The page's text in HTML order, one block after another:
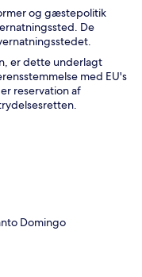
og gæstepolitik
De
er dette underlagt
med EU's
reservation af
Domingo